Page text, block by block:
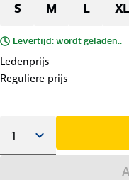
S M L XL
Levertijd: wordt geladen..
Ledenprijs
Reguliere prijs